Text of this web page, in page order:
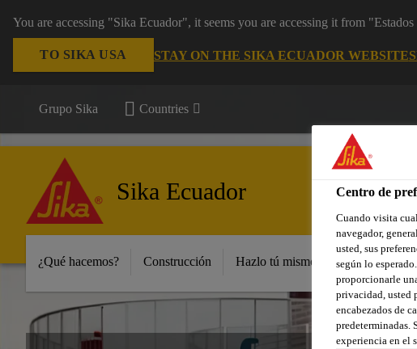
You are accessing "Sika Ecuador", it seems you are accessing it from
TO SIKA USA STAY ON THE SIKA ECUADOR WEBSITE
Grupo Sika Countries
Sika Ecuador
¿Qué hacemos? Construcción Hazlo tú mismo y pequeñas
Centro de
Cuando visita
navegador,
usted, sus
según lo
proporcionarle
privacidad, usted
encabezados de
predeterminadas.
experiencia en el